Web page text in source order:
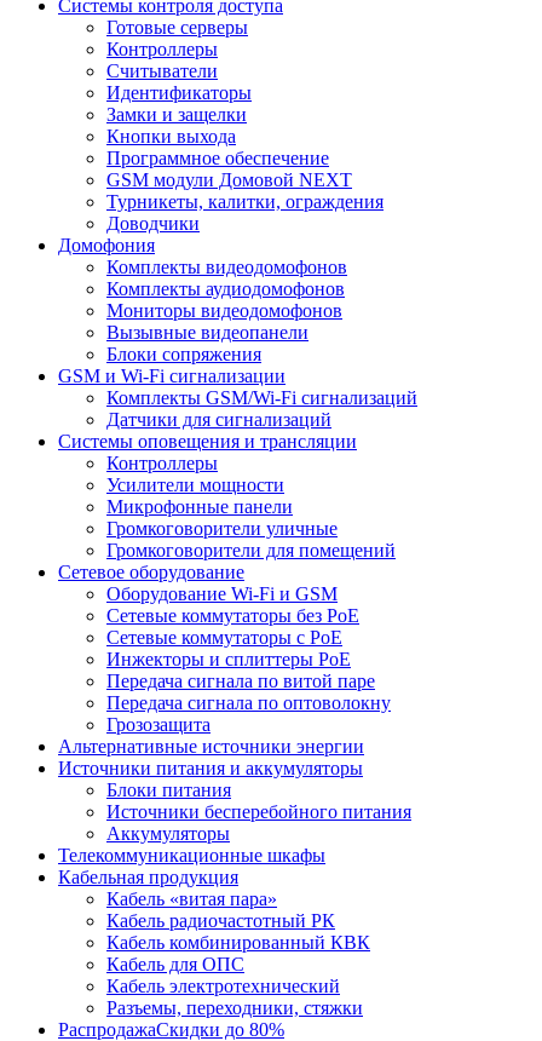
Системы контроля доступа
Готовые серверы
Контроллеры
Считыватели
Идентификаторы
Замки и защелки
Кнопки выхода
Программное обеспечение
GSM модули Домовой NEXT
Турникеты, калитки, ограждения
Доводчики
Домофония
Комплекты видеодомофонов
Комплекты аудиодомофонов
Мониторы видеодомофонов
Вызывные видеопанели
Блоки сопряжения
GSM и Wi-Fi сигнализации
Комплекты GSM/Wi-Fi сигнализаций
Датчики для сигнализаций
Системы оповещения и трансляции
Контроллеры
Усилители мощности
Микрофонные панели
Громкоговорители уличные
Громкоговорители для помещений
Сетевое оборудование
Оборудование Wi-Fi и GSM
Сетевые коммутаторы без PoE
Сетевые коммутаторы с PoE
Инжекторы и сплиттеры PoE
Передача сигнала по витой паре
Передача сигнала по оптоволокну
Грозозащита
Альтернативные источники энергии
Источники питания и аккумуляторы
Блоки питания
Источники бесперебойного питания
Аккумуляторы
Телекоммуникационные шкафы
Кабельная продукция
Кабель «витая пара»
Кабель радиочастотный РК
Кабель комбинированный КВК
Кабель для ОПС
Кабель электротехнический
Разъемы, переходники, стяжки
РаспродажаСкидки до 80%